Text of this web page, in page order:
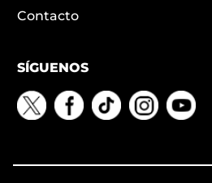
Contacto
SÍGUENOS